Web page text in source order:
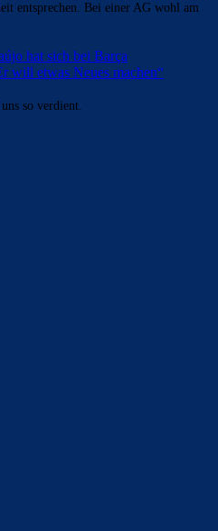
entsprechen. Bei einer AG wohl am
hat sich bei Barça
will etwas Neues machen“
so verdient.